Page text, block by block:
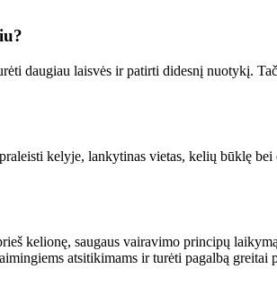
daugiau laisvės ir patirti didesnį nuotykį.
kelyje, lankytinas vietas, kelių būklę bei
kelionę, saugaus vairavimo principų
atsitikimams ir turėti pagalbą greitai